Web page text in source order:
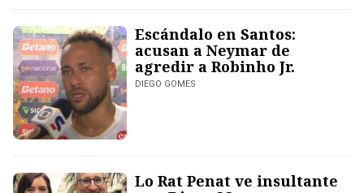
Escándalo en Santos:
acusan a Neymar de
agredir a Robinho Jr.
DIEGO GOMES
Lo Rat Penat ve insultante